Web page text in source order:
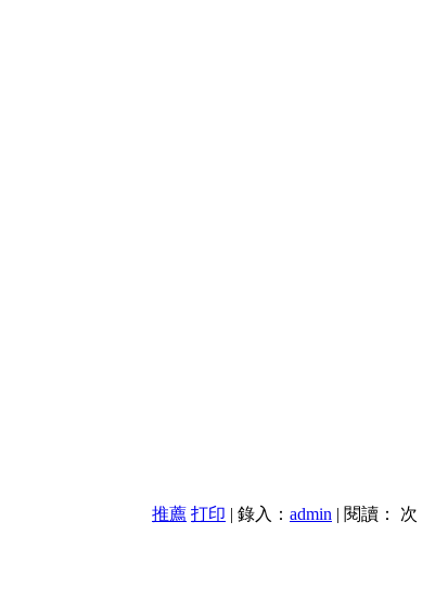
推薦 打印 | 錄入： admin | 閱讀：
次